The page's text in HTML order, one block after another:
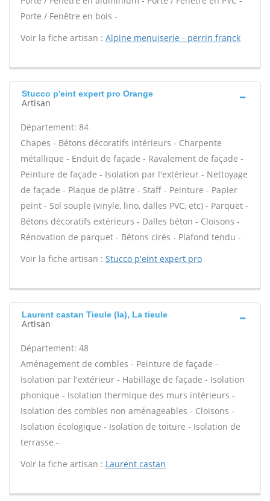
Porte / Fenêtre en bois -
Voir la fiche artisan : Alpine menuiserie - perrin franck
Stucco p'eint expert pro Orange
Artisan
Département: 84
Chapes - Bétons décoratifs intérieurs - Charpente
métallique - Enduit de façade - Ravalement de façade -
Peinture de façade - Isolation par l'extérieur - Nettoyage
de façade - Plaque de plâtre - Staff - Peinture - Papier
peint - Sol souple (vinyle, lino, dalles PVC, etc) - Parquet -
Bétons décoratifs extérieurs - Dalles béton - Cloisons -
Rénovation de parquet - Bétons cirés - Plafond tendu -
Voir la fiche artisan : Stucco p'eint expert pro
Laurent castan Tieule (la), La tieule
Artisan
Département: 48
Aménagement de combles - Peinture de façade -
Isolation par l'extérieur - Habillage de façade - Isolation
phonique - Isolation thermique des murs intérieurs -
Isolation des combles non aménageables - Cloisons -
Isolation écologique - Isolation de toiture - Isolation de
terrasse -
Voir la fiche artisan : Laurent castan